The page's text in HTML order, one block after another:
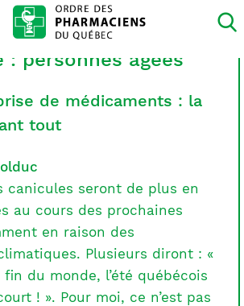
: personnes âgées
de médicaments : la
tout
canicules seront de plus en
au cours des prochaines
en raison des
Plusieurs diront : «
fin du monde, l’été québécois
! ». Pour moi, ce n’est pas